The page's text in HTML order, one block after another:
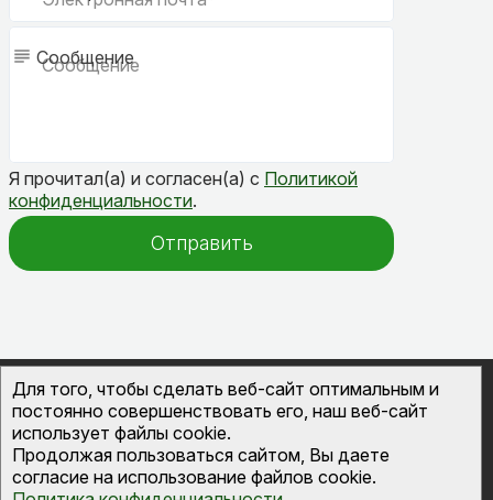
Для того, чтобы сделать веб-сайт оптимальным и
постоянно совершенствовать его, наш веб-сайт
использует файлы cookie.
Продолжая пользоваться сайтом, Вы даете
согласие на использование файлов cookie.
Сообщение
Я прочитал(а) и согласен(а) с Политикой
конфиденциальности.
Отправить
© 2026ОВК-Сервисканализационные септики
и инженерные системы во Владимире
Политика конфиденциальности